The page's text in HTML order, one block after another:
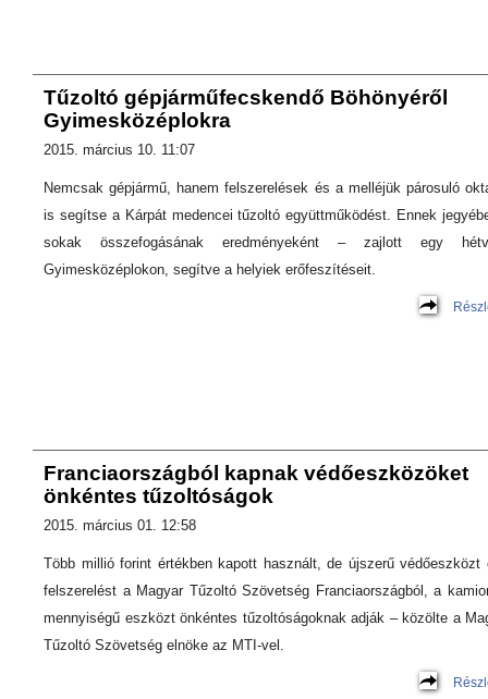
Tűzoltó gépjárműfecskendő Böhönyéről
Gyimesközéplokra
2015. március 10. 11:07
Nemcsak gépjármű, hanem felszerelések és a melléjük párosuló
is segítse a Kárpát medencei tűzoltó együttműködést. Ennek
sokak összefogásának eredményeként – zajlott egy
Gyimesközéplokon, segítve a helyiek erőfeszítéseit.
Franciaországból kapnak védőeszközöket
önkéntes tűzoltóságok
2015. március 01. 12:58
Több millió forint értékben kapott használt, de újszerű védőeszközt
felszerelést a Magyar Tűzoltó Szövetség Franciaországból, a
mennyiségű eszközt önkéntes tűzoltóságoknak adják – közölte a
Tűzoltó Szövetség elnöke az MTI-vel.